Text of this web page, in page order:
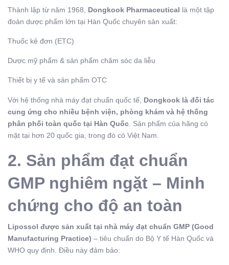
Thành lập từ năm 1968, Dongkook Pharmaceutical là một tập
đoàn dược phẩm lớn tại Hàn Quốc chuyên sản xuất:
Thuốc kê đơn (ETC)
Dược mỹ phẩm & sản phẩm chăm sóc da liễu
Thiết bị y tế và sản phẩm OTC
Với hệ thống nhà máy đạt chuẩn quốc tế, Dongkook là đối tác
cung ứng cho nhiều bệnh viện, phòng khám và hệ thống
phân phối toàn quốc tại Hàn Quốc . Sản phẩm của hãng có
mặt tại hơn 20 quốc gia, trong đó có Việt Nam.
2. Sản phẩm đạt chuẩn
GMP nghiêm ngặt – Minh
chứng cho độ an toàn
Lipossol được sản xuất tại nhà máy đạt chuẩn GMP (Good
Manufacturing Practice) – tiêu chuẩn do Bộ Y tế Hàn Quốc và
WHO quy định. Điều này đảm bảo: